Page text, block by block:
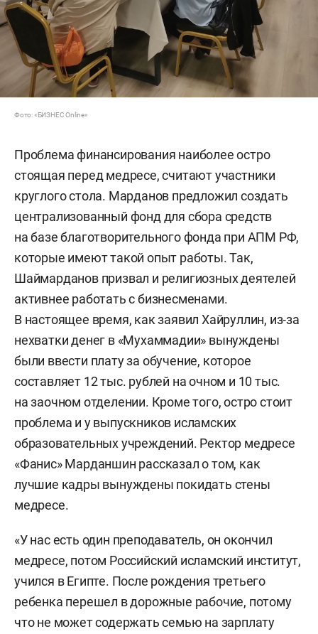
Фото: «БИЗНЕС Online»
Проблема финансирования наиболее остро
стоящая перед медресе, считают участники
круглого стола. Марданов предложил создать
централизованный фонд для сбора средств
на базе благотворительного фонда при АПМ РФ,
которые имеют такой опыт работы. Так,
Шаймарданов призвал и религиозных деятелей
активнее работать с бизнесменами.
В настоящее время, как заявил Хайруллин, из-за
нехватки денег в «Мухаммадии» вынуждены
были ввести плату за обучение, которое
составляет 12 тыс. рублей на очном и 10 тыс.
на заочном отделении. Кроме того, остро стоит
проблема и у выпускников исламских
образовательных учреждений. Ректор медресе
«Фанис» Марданшин рассказал о том, как
лучшие кадры вынуждены покидать стены
медресе.
«У нас есть один преподаватель, он окончил
медресе, потом Российский исламский институт,
учился в Египте. После рождения третьего
ребенка перешел в дорожные рабочие, потому
что не может содержать семью на зарплату